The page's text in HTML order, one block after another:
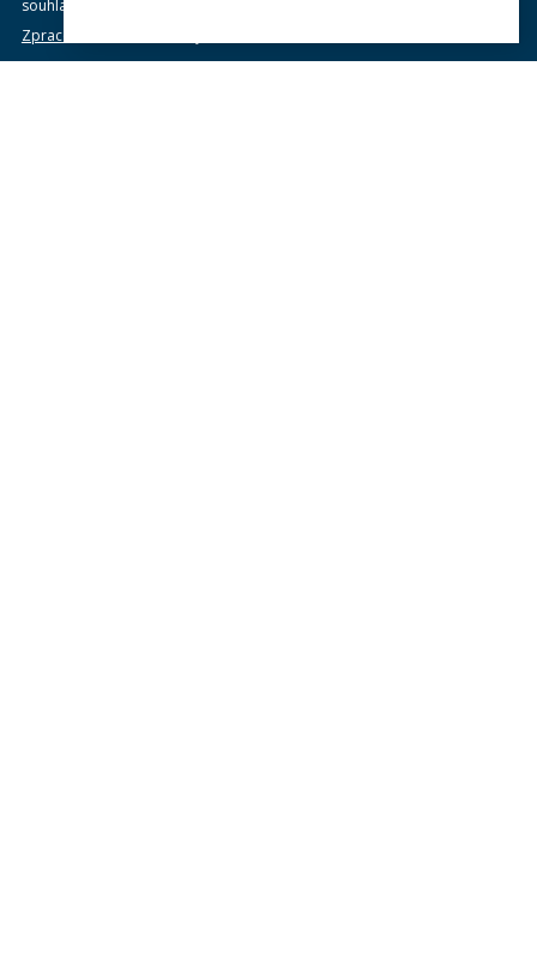
souhlasím se zpracováním osobních údajů dle dokumentu níže.
Zpracování osobních údajů